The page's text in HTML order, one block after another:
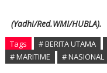
(Yadhi/Red.WMI/HUBLA).
Tags # BERITA UTAMA
# MARITIME
# NASIONAL